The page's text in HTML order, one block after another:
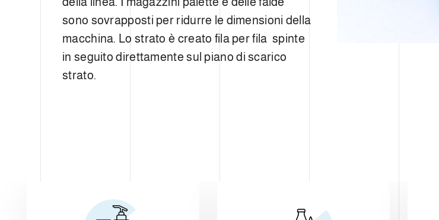
sono sovrapposti per ridurre le dimensioni della
macchina. Lo strato è creato fila per fila spinte
in seguito direttamente sul piano di scarico
strato.